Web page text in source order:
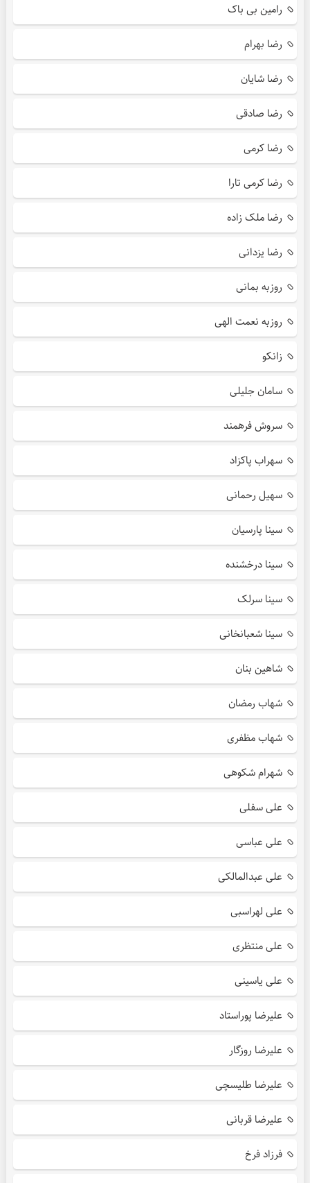
رامین بی باک
رضا بهرام
رضا شایان
رضا صادقی
رضا کرمی
رضا کرمی تارا
رضا ملک زاده
رضا یزدانی
روزبه بمانی
روزبه نعمت الهی
زانکو
سامان جلیلی
سروش فرهمند
سهراب پاکزاد
سهیل رحمانی
سینا پارسیان
سینا درخشنده
سینا سرلک
سینا شعبانخانی
شاهین بنان
شهاب رمضان
شهاب مظفری
شهرام شکوهی
علی سفلی
علی عباسی
علی عبدالمالکی
علی لهراسبی
علی منتظری
علی یاسینی
علیرضا پوراستاد
علیرضا روزگار
علیرضا طلیسچی
علیرضا قربانی
فرزاد فرخ